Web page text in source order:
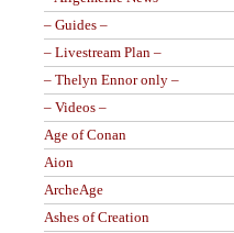
– Guides –
– Livestream Plan –
– Thelyn Ennor only –
– Videos –
Age of Conan
Aion
ArcheAge
Ashes of Creation